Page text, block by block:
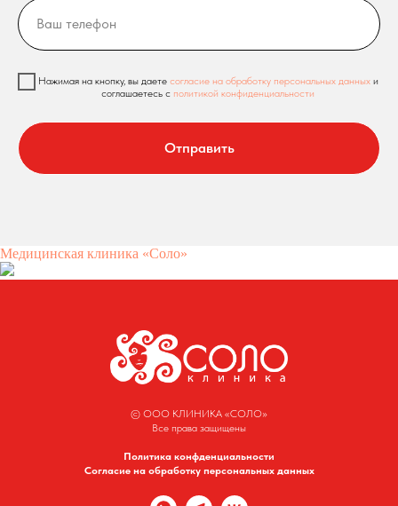
Нажимая на кнопку, вы даете согласие на обработку персональных данных и
соглашаетесь c политикой конфиденциальности
Отправить
Медицинская клиника «Соло»
© ООО КЛИНИКА «СОЛО»
Все права защищены
Политика конфденциальности
Согласие на обработку персональных данных